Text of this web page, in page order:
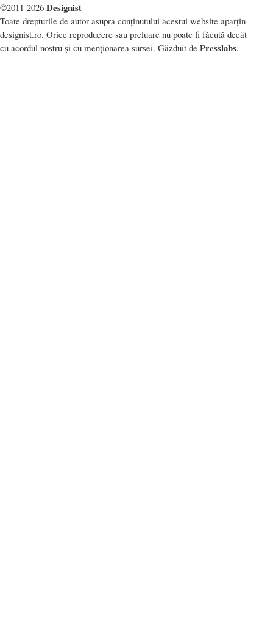
©2011-2026 Designist
Toate drepturile de autor asupra conținutului acestui website aparțin
designist.ro. Orice reproducere sau preluare nu poate fi făcută decât
cu acordul nostru și cu menționarea sursei. Găzduit de Presslabs.